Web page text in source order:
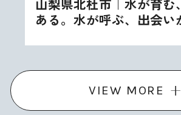
ある。水が呼ぶ、出会い
VIEW MORE